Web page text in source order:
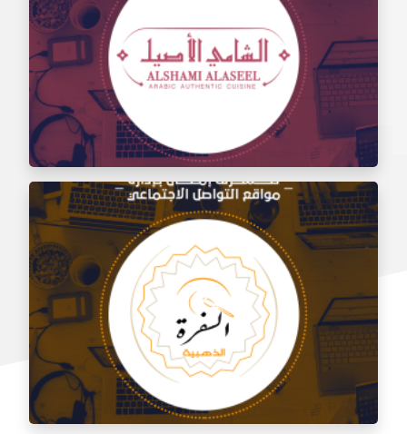
إدارة مواقع التواصل الاجتماعي لتذوق مطعم الشام
إدارة السوشيال ميديا لمطعم الشامي الأصيل